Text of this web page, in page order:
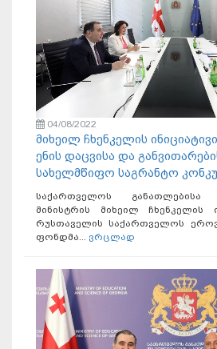
04/08/2022
მიხეილ ჩხენკელის
ენის დაცვისა და
სახელმწიფო საგრანტო
საქართველოს განათლებისა
მინისტრის მიხეილ ჩხენკელის
რუსთაველის საქართველოს
ფონდმა... ვრცლად